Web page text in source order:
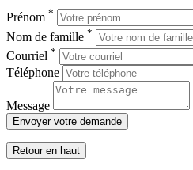
Prénom *
Nom de famille *
Courriel *
Téléphone
Message
Envoyer votre demande
Retour en haut